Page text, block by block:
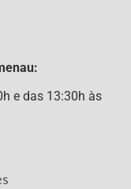
e das 13:30h às